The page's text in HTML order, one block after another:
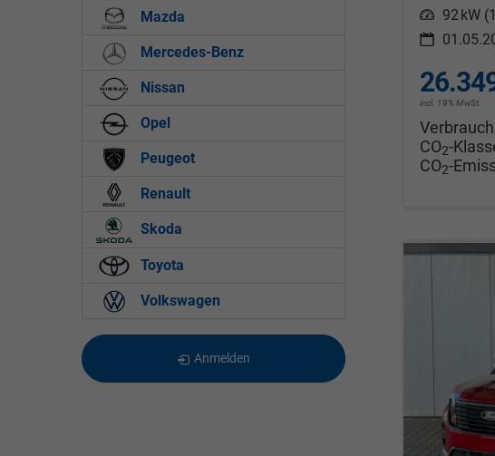
Leistung 92 kW
incl. 19% MwSt.
CO2-
CO2-
Mazda
Mercedes-Benz
Nissan
Opel
Peugeot
Renault
Skoda
Toyota
Volkswagen
Anmelden